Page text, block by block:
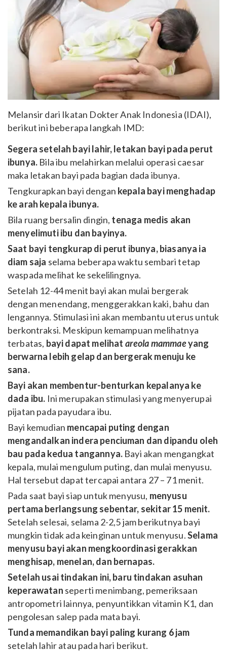
Melansir dari Ikatan Dokter Anak Indonesia (IDAI),
berikut ini beberapa langkah IMD:
Segera setelah bayi lahir, letakan bayi pada perut
ibunya. Bila ibu melahirkan melalui operasi caesar
maka letakan bayi pada bagian dada ibunya.
Tengkurapkan bayi dengan kepala bayi menghadap
ke arah kepala ibunya.
Bila ruang bersalin dingin, tenaga medis akan
menyelimuti ibu dan bayinya.
Saat bayi tengkurap di perut ibunya, biasanya ia
diam saja selama beberapa waktu sembari tetap
waspada melihat ke sekelilingnya.
Setelah 12-44 menit bayi akan mulai bergerak
dengan menendang, menggerakkan kaki, bahu dan
lengannya. Stimulasi ini akan membantu uterus untuk
berkontraksi. Meskipun kemampuan melihatnya
terbatas, bayi dapat melihat areola mammaeyang
berwarna lebih gelap dan bergerak menuju ke
sana.
Bayi akan membentur-benturkan kepalanya ke
dada ibu. Ini merupakan stimulasi yang menyerupai
pijatan pada payudara ibu.
Bayi kemudian mencapai puting dengan
mengandalkan indera penciuman dan dipandu oleh
bau pada kedua tangannya. Bayi akan mengangkat
kepala, mulai mengulum puting, dan mulai menyusu.
Hal tersebut dapat tercapai antara 27 – 71 menit.
Pada saat bayi siap untuk menyusu, menyusu
pertama berlangsung sebentar, sekitar 15 menit.
Setelah selesai, selama 2-2,5 jam berikutnya bayi
mungkin tidak ada keinginan untuk menyusu.Selama
menyusu bayi akan mengkoordinasi gerakkan
menghisap, menelan, dan bernapas.
Setelah usai tindakan ini, baru tindakan asuhan
keperawatan seperti menimbang, pemeriksaan
antropometri lainnya, penyuntikkan vitamin K1, dan
pengolesan salep pada mata bayi.
Tunda memandikan bayi paling kurang 6 jam
setelah lahir atau pada hari berikut.